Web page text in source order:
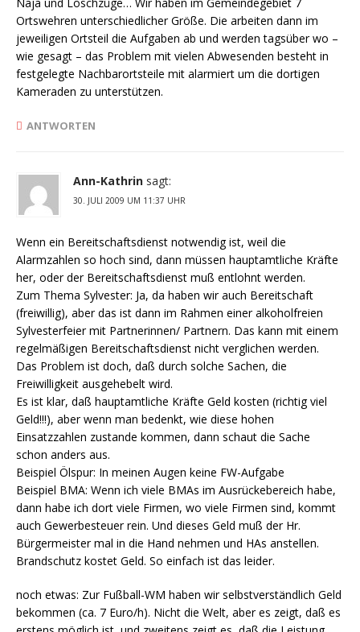
Ortswehren unterschiedlicher Größe. Die arbeiten dann im
jeweiligen Ortsteil die Aufgaben ab und werden tagsüber wo –
wie gesagt – das Problem mit vielen Abwesenden besteht in
festgelegte Nachbarortsteile mit alarmiert um die dortigen
Kameraden zu unterstützen.
ANTWORTEN
Ann-Kathrin sagt:
30. JULI 2009 UM 11:37 UHR
Wenn ein Bereitschaftsdienst notwendig ist, weil die
Alarmzahlen so hoch sind, dann müssen hauptamtliche Kräfte
her, oder der Bereitschaftsdienst muß entlohnt werden.
Zum Thema Sylvester: Ja, da haben wir auch Bereitschaft
(freiwillig), aber das ist dann im Rahmen einer alkoholfreien
Sylvesterfeier mit Partnerinnen/ Partnern. Das kann mit einem
regelmäßigen Bereitschaftsdienst nicht verglichen werden.
Das Problem ist doch, daß durch solche Sachen, die
Freiwilligkeit ausgehebelt wird.
Es ist klar, daß hauptamtliche Kräfte Geld kosten (richtig viel
Geld!!!), aber wenn man bedenkt, wie diese hohen
Einsatzzahlen zustande kommen, dann schaut die Sache
schon anders aus.
Beispiel Ölspur: In meinen Augen keine FW-Aufgabe
Beispiel BMA: Wenn ich viele BMAs im Ausrückebereich habe,
dann habe ich dort viele Firmen, wo viele Firmen sind, kommt
auch Gewerbesteuer rein. Und dieses Geld muß der Hr.
Bürgermeister mal in die Hand nehmen und HAs anstellen.
Brandschutz kostet Geld. So einfach ist das leider.
noch etwas: Zur Fußball-WM haben wir selbstverständlich Geld
bekommen (ca. 7 Euro/h). Nicht die Welt, aber es zeigt, daß es